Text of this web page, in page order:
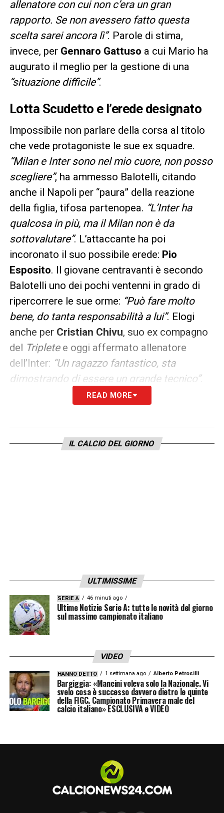
allenatore con cui non c’era un gran
rapporto. Se non avessero fatto questa
scelta sarei ancora lì”. Parole di stima,
invece, per Gennaro Gattuso a cui Mario ha
augurato il meglio per la gestione di una
“situazione difficile”.
Lotta Scudetto e l’erede designato
Impossibile non parlare della corsa al titolo
che vede protagoniste le sue ex squadre.
“Milan e Inter sono nel mio cuore, non posso
scegliere”, ha ammesso Balotelli, citando
anche il Napoli per “paura” della reazione
della figlia, tifosa partenopea. “L’Inter ha
qualcosa in più, ma il Milan non è da
sottovalutare”. L’attaccante ha poi
incoronato il suo possibile erede: Pio
Esposito. Il giovane centravanti è secondo
Balotelli uno dei pochi ventenni in grado di
ripercorrere le sue orme: “Può fare molto
bene, do tanta responsabilità a lui”. Elogi
anche per Cristian Chivu, suo ex compagno
del Tripletee oggi affermato allenatore
dell’Inter: “Un ragazzo fantastico, sta
dimostrando di essere un grande tecnico”.
Futuro in panchina?
In chiusura, una battuta sul futuro post-ritiro.
Balotelli allenatore?“Invecchiando ci sto
READ MORE
IL CALCIO DEL GIORNO
ULTIMISSIME
SERIE A 46 minuti ago
Ultime Notizie Serie A: tutte le novità del giorno
sul massimo campionato italiano
VIDEO
HANNO DETTO 1 settimana ago Alberto Petrosilli
Bargiggia: «Mancini voleva solo la Nazionale. Vi
svelo cosa è successo davvero dietro le quinte
della FIGC. Campionato Primavera male del
calcio italiano» ESCLUSIVA e VIDEO